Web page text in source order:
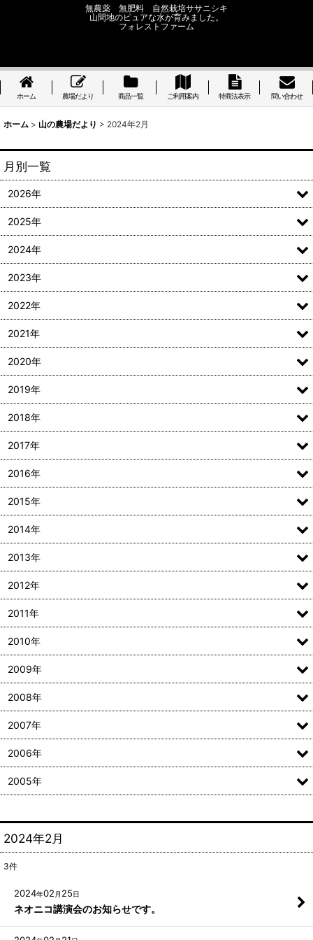
無農薬 無肥料 自然栽培ササニシキ
山間地のピュアな水が育みました。
フォレストファーム
ホーム 農場だより 商品一覧 ご利用案内 特商法表示 問い合わせ
ホーム > 山の農場だより > 2024年2月
2024年2月
3件
2024年02 月 25日
ネオニコ講演会のお知らせです。
月別一覧
2026年
2025年
2024年
2023年
2022年
2021年
2020年
2019年
2018年
2017年
2016年
2015年
2014年
2013年
2012年
2011年
2010年
2009年
2008年
2007年
2006年
2005年